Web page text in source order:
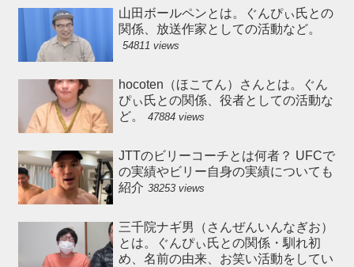
山田ボールペンとは。ぐんぴぃ氏との
関係、放送作家としての活動など。
54811 views
hocoten（ほこてん）さんとは。ぐん
ぴぃ氏との関係、役者としての活動な
ど。
47884 views
JTTのビリーコーチとは何者？ UFCで
の実績やビリー自身の実績についても
紹介 38253 views
三千院ナギ男（さんぜんいんなぎお）
とは。ぐんぴぃ氏との関係・馴れ初
め、名前の由来、お笑い活動をしてい